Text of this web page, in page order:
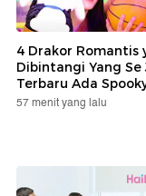
4 Drakor Romantis
Dibintangi Yang Se
Terbaru Ada
57 menit yang lalu